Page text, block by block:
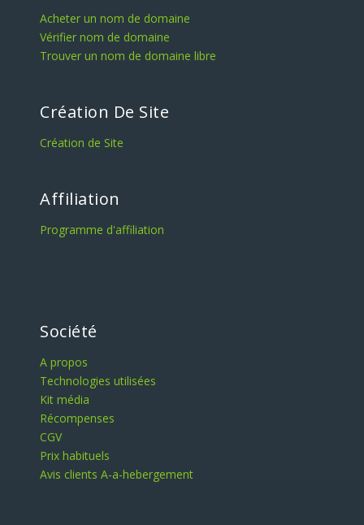
Acheter un nom de domaine
Vérifier nom de domaine
Trouver un nom de domaine libre
Création De Site
Création de Site
Affiliation
Programme d'affiliation
Société
A propos
Technologies utilisées
Kit média
Récompenses
CGV
Prix habituel​s
Avis clients A-a-hebergement